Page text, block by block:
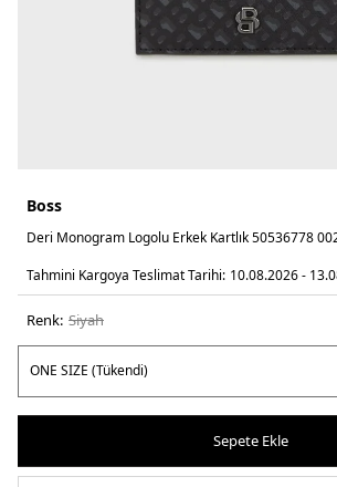
Boss
Deri Monogram Logolu Erkek Kartlık 50536778
Tahmini Kargoya Teslimat Tarihi: 10.08.2026 -
Renk: si̇yah
Sepete Ekle